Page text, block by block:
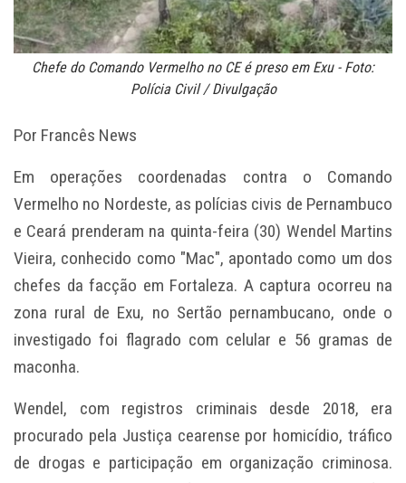
Chefe do Comando Vermelho no CE é preso em Exu - Foto:
Polícia Civil / Divulgação
Por Francês News
Em operações coordenadas contra o Comando
Vermelho no Nordeste, as polícias civis de Pernambuco
e Ceará prenderam na quinta-feira (30) Wendel Martins
Vieira, conhecido como "Mac", apontado como um dos
chefes da facção em Fortaleza. A captura ocorreu na
zona rural de Exu, no Sertão pernambucano, onde o
investigado foi flagrado com celular e 56 gramas de
maconha.
Wendel, com registros criminais desde 2018, era
procurado pela Justiça cearense por homicídio, tráfico
de drogas e participação em organização criminosa.